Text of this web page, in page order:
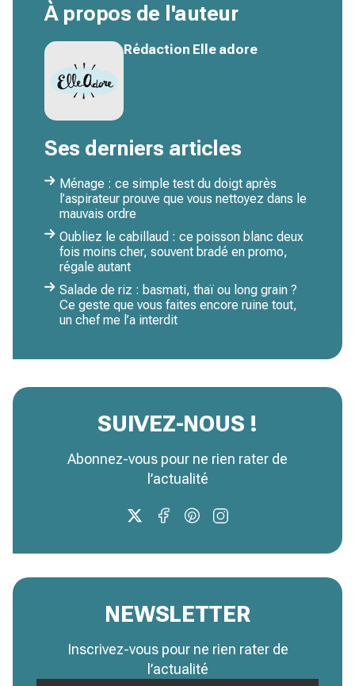
À propos de l'auteur
Rédaction Elle adore
Ses derniers articles
Ménage : ce simple test du doigt après
l’aspirateur prouve que vous nettoyez dans le
mauvais ordre
Oubliez le cabillaud : ce poisson blanc deux
fois moins cher, souvent bradé en promo,
régale autant
Salade de riz : basmati, thaï ou long grain ?
Ce geste que vous faites encore ruine tout,
un chef me l’a interdit
SUIVEZ-NOUS !
Abonnez-vous pour ne rien rater de
l’actualité
NEWSLETTER
Inscrivez-vous pour ne rien rater de
l’actualité